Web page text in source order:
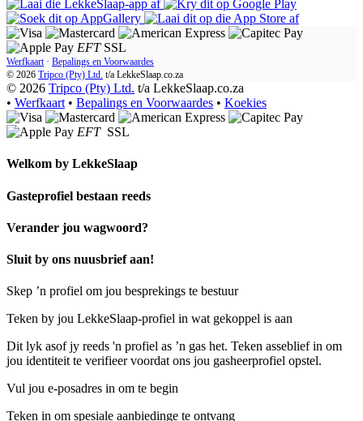
EFT SSL
Werfkaart · Bepalings en Voorwaardes
© 2026 Tripco (Pty) Ltd. t/a LekkeSlaap.co.za
© 2026 Tripco (Pty) Ltd. t/a LekkeSlaap.co.za
• Werfkaart • Bepalings en Voorwaardes • Koekies
EFT SSL
Welkom by LekkeSlaap
Gasteprofiel bestaan ​​reeds
Verander jou wagwoord?
Sluit by ons nuusbrief aan!
Skep ’n profiel om jou besprekings te bestuur
Teken by jou LekkeSlaap-profiel in wat gekoppel is aan
Dit lyk asof jy reeds 'n profiel as ’n gas het. Teken asseblief in om
jou identiteit te verifieer voordat ons jou gasheerprofiel opstel.
Vul jou e-posadres in om te begin
Teken in om spesiale aanbiedinge te ontvang